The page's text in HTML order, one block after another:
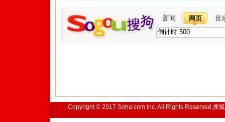
新闻 网页 音
Copyright © 2017 Sohu.com Inc. All Rights Reserved.搜